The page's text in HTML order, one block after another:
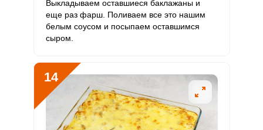
Выкладываем оставшиеся баклажаны и
еще раз фарш. Поливаем все это нашим
белым соусом и посыпаем оставшимся
сыром.
14